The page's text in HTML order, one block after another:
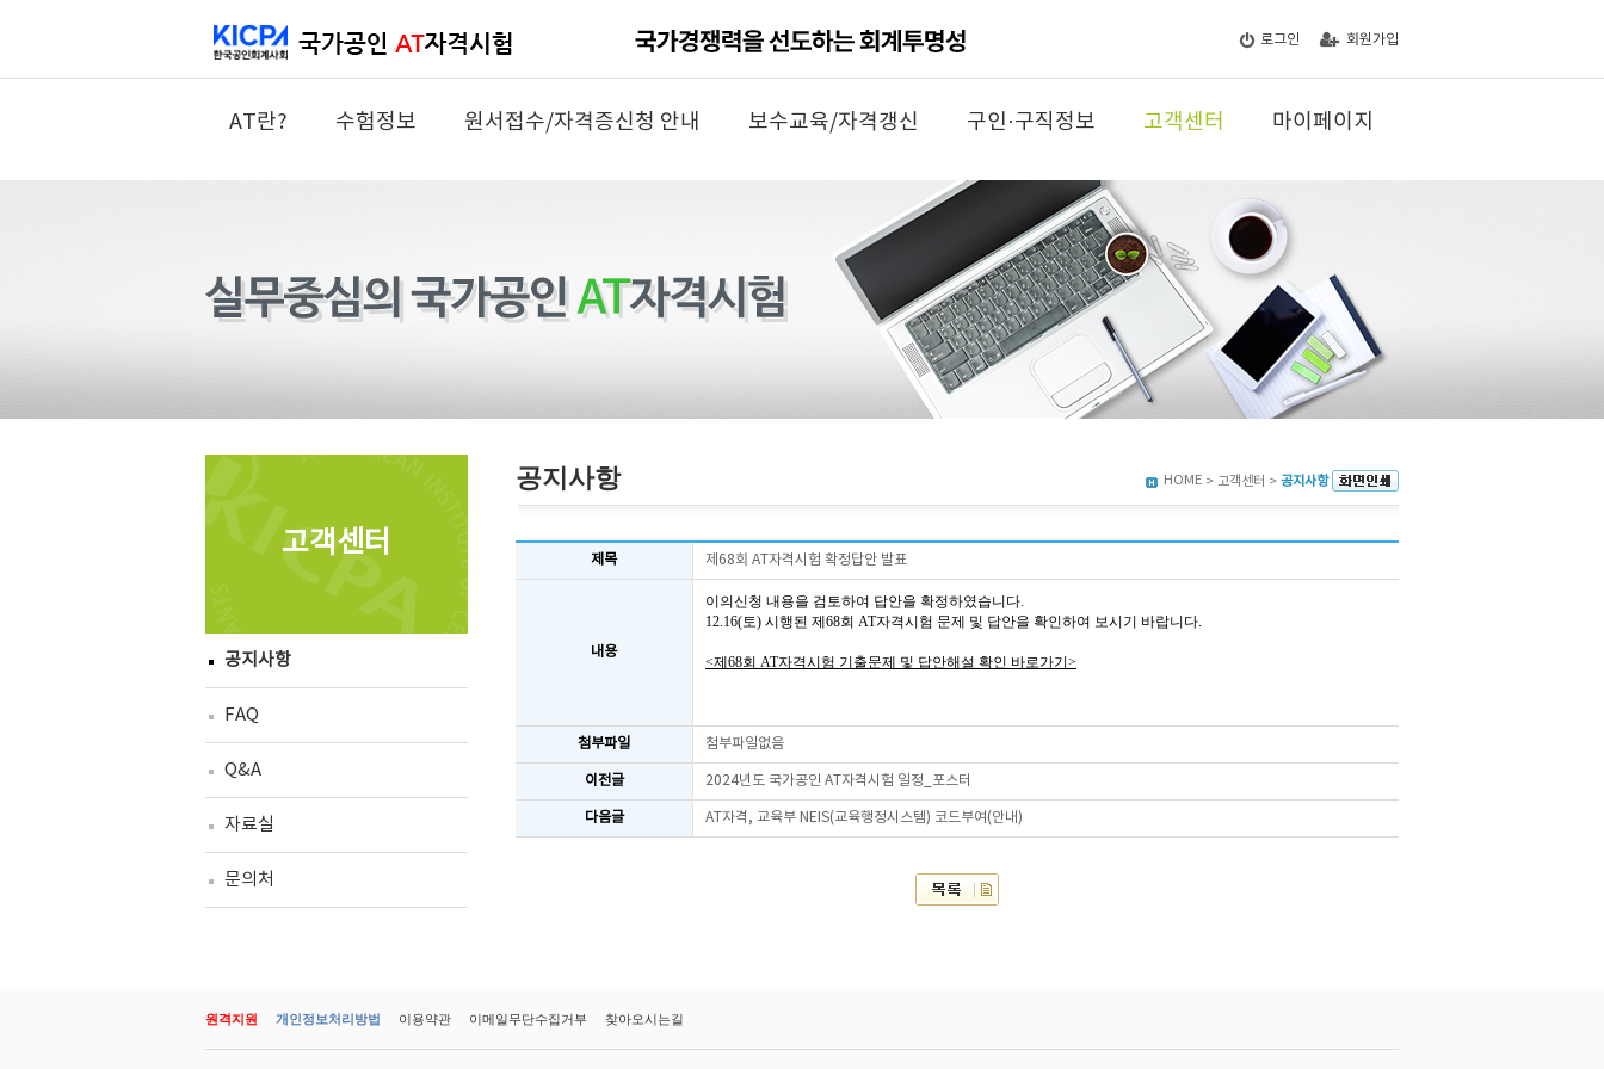
로그인 회원가입
AT란? 수험정보 원서접수/자격증신청 안내 보수교육/자격갱신 구인·구직정보 고객센터 마이페이지
고객센터
공지사항
FAQ
Q&A
자료실
문의처
공지사항 HOME > 고객센터 > 공지사항
제목 제68회 AT자격시험 확정답안 발표
내용
이의신청 내용을 검토하여 답안을 확정하였습니다.
12.16(토) 시행된 제68회 AT자격시험 문제 및 답안을 확인하여 보시기 바랍니다.
<제68회 AT자격시험 기출문제 및 답안해설 확인 바로가기>
첨부파일 첨부파일없음
이전글 2024년도 국가공인 AT자격시험 일정_포스터
다음글 AT자격, 교육부 NEIS(교육행정시스템) 코드부여(안내)
원격지원 개인정보처리방법 이용약관 이메일무단수집거부 찾아오시는길